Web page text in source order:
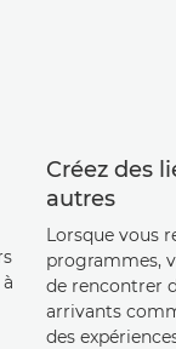
Créez des
autres
Lorsque vous
programmes,
de rencontrer
arrivants
des